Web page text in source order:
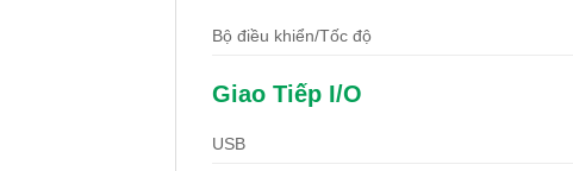
Bộ điều khiển/Tốc độ
Giao Tiếp I/O
USB